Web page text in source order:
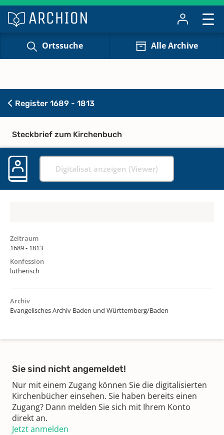
Ortssuche Alle Archive
Register 1689 - 1813
Steckbrief zum Kirchenbuch
Digitalisat anzeigen (Viewer)
Zeitraum
1689 - 1813
Konfession
lutherisch
Archiv
Evangelisches Archiv Baden und Württemberg/Baden
Sie sind nicht angemeldet!
Nur mit einem Zugang können Sie die digitalisierten
Kirchenbücher einsehen. Sie haben bereits einen
Zugang? Dann melden Sie sich mit Ihrem Konto
direkt an.
Jetzt anmelden